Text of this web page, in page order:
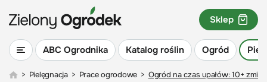
ABC Ogrodnika Katalog roślin Ogród
Sklep
> Pielęgnacja > Prace ogrodowe > Ogród na czas upałów: 10+